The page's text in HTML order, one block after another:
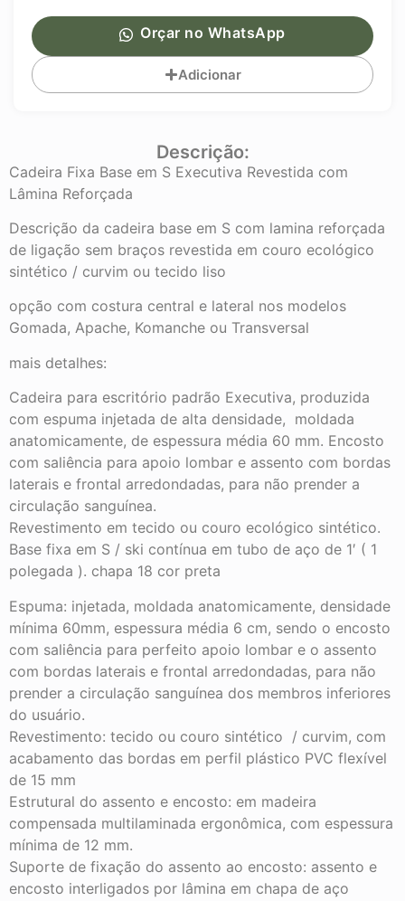
Orçar no WhatsApp
Adicionar
Descrição:
Cadeira Fixa Base em S Executiva Revestida com
Lâmina Reforçada
Descrição da cadeira base em S com lamina reforçada
de ligação sem braços revestida em couro ecológico
sintético / curvim ou tecido liso
opção com costura central e lateral nos modelos
Gomada, Apache, Komanche ou Transversal
mais detalhes:
Cadeira para escritório padrão Executiva, produzida
com espuma injetada de alta densidade, moldada
anatomicamente, de espessura média 60 mm. Encosto
com saliência para apoio lombar e assento com bordas
laterais e frontal arredondadas, para não prender a
circulação sanguínea.
Revestimento em tecido ou couro ecológico sintético.
Base fixa em S / ski contínua em tubo de aço de 1′ ( 1
polegada ). chapa 18 cor preta
Espuma: injetada, moldada anatomicamente, densidade
mínima 60mm, espessura média 6 cm, sendo o encosto
com saliência para perfeito apoio lombar e o assento
com bordas laterais e frontal arredondadas, para não
prender a circulação sanguínea dos membros inferiores
do usuário.
Revestimento: tecido ou couro sintético / curvim, com
acabamento das bordas em perfil plástico PVC flexível
de 15 mm
Estrutural do assento e encosto: em madeira
compensada multilaminada ergonômica, com espessura
mínima de 12 mm.
Suporte de fixação do assento ao encosto: assento e
encosto interligados por lâmina em chapa de aço